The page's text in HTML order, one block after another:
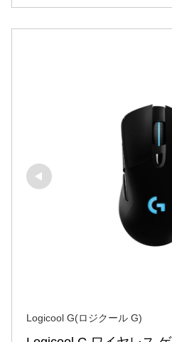
Logicool G(ロジクール G)